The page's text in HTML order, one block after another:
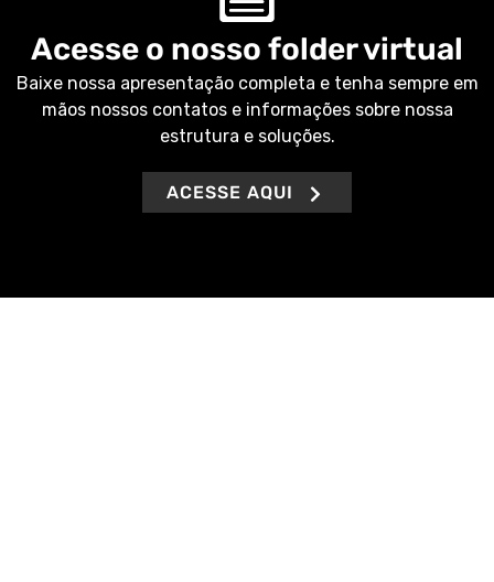
Acesse o nosso folder virtual
Baixe nossa apresentação completa e tenha sempre em
mãos nossos contatos e informações sobre nossa
estrutura e soluções.
ACESSE AQUI